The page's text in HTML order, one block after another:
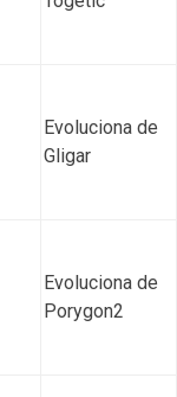
Evoluciona de
Gligar
Evoluciona de
Porygon2